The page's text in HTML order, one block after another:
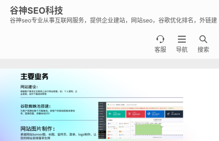
谷神SEO科技
谷神seo专业从事互联网服务，提供企业建站，网站seo，谷歌优化排名，外链建

搜索

导航

客服